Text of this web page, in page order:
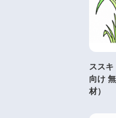
スス
向け
材）